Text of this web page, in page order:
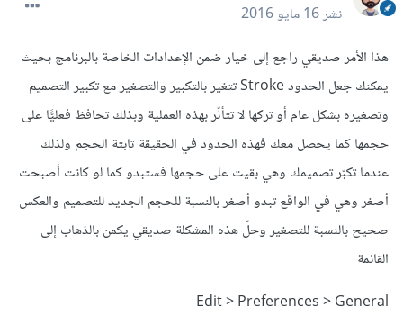
نشر16 مايو 2016
هذا الأمر صديقي راجع إلى خيار ضمن الإعدادات الخاصة بالبرنامج بحيث
يمكنك جعل الحدود Stroke تتغير بالتكبير والتصغير مع تكبير التصميم
وتصغيره بشكل عام أو تركها لا تتأثّر بهذه العملية وبذلك تحافظ فعليًّا على
حجمها كما يحصل معك فهذه الحدود في الحقيقة ثابتة الحجم ولذلك
عندما تكبّر تصميمك وهي بقيت على حجمها فستبدو كما لو كانت أصبحت
أصغر وهي في الواقع تبدو أصغر بالنسبة للحجم الجديد للتصميم والعكس
صحيح بالنسبة للتصغير وحلّ هذه المشكلة صديقي يكمن بالذهاب إلى
القائمة
Edit > Preferences > General